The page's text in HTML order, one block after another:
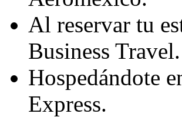
Al reservar tu
Business Travel.
Hospedándote
Express.